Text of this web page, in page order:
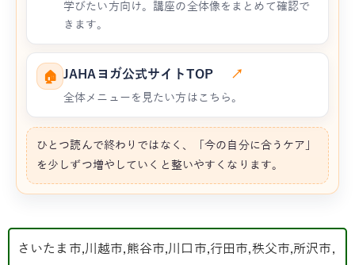
学びたい方向け。講座の全体像をまとめて確認で
きます。
🏠 JAHAヨガ公式サイトTOP ↗
全体メニューを見たい方はこちら。
ひとつ読んで終わりではなく、「今の自分に合うケア」
を少しずつ増やしていくと整いやすくなります。
さいたま市,川越市,熊谷市,川口市,行田市,秩父市,所沢市,